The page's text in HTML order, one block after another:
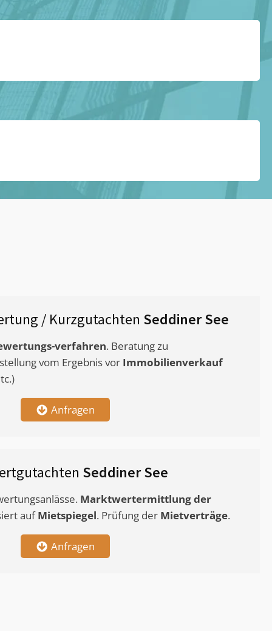
/ Kurzgutachten Seddiner See
verfahren. Beratung zu
vom Ergebnis vor Immobilienverkauf
Anfragen
Seddiner See
Marktwertermittlungder
aufMietspiegel. Prüfung der Mietverträge.
Anfragen